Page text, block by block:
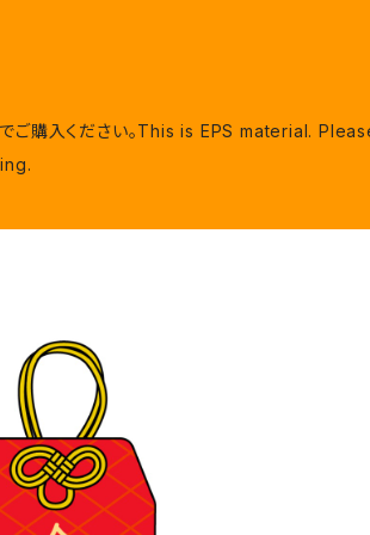
でご購入ください。This is EPS material.